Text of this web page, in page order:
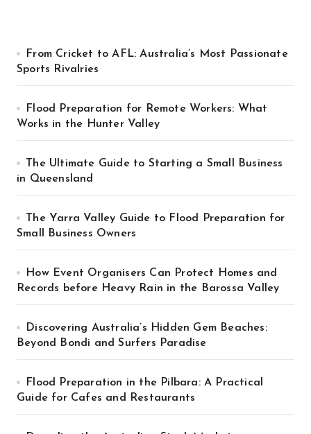
From Cricket to AFL: Australia’s Most Passionate
Sports Rivalries
Flood Preparation for Remote Workers: What
Works in the Hunter Valley
The Ultimate Guide to Starting a Small Business
in Queensland
The Yarra Valley Guide to Flood Preparation for
Small Business Owners
How Event Organisers Can Protect Homes and
Records before Heavy Rain in the Barossa Valley
Discovering Australia’s Hidden Gem Beaches:
Beyond Bondi and Surfers Paradise
Flood Preparation in the Pilbara: A Practical
Guide for Cafes and Restaurants